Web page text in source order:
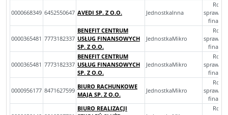
0000668349 6452550647 AVEDI SP. Z O.O. JednostkaInna
0000365481 7773182337
BENEFIT CENTRUM
USŁUG FINANSOWYCH
SP. Z O.O.
JednostkaMikro
0000365481 7773182337
BENEFIT CENTRUM
USŁUG FINANSOWYCH
SP. Z O.O.
JednostkaMikro
0000956177 8471627599
BIURO RACHUNKOWE
MAJA SP. Z O.O.
JednostkaMikro
BIURO REALIZACJI